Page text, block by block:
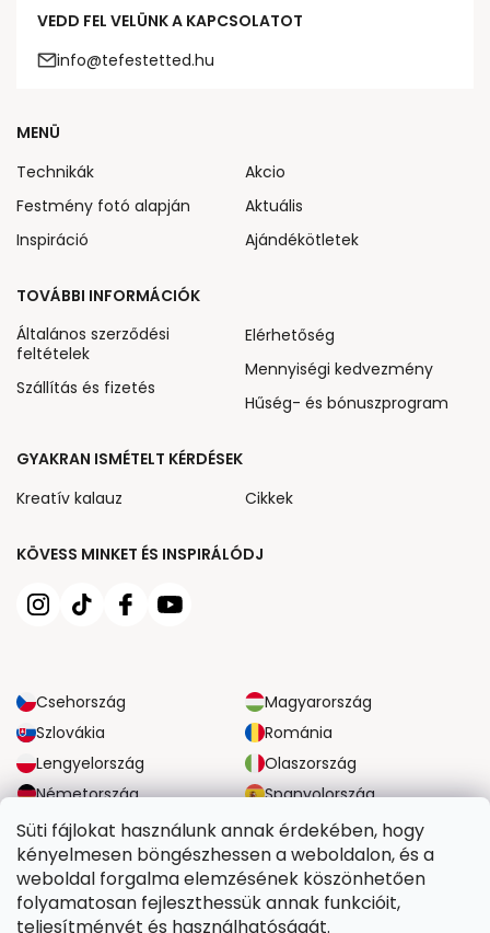
Süti fájlokat használunk annak érdekében, hogy
kényelmesen böngészhessen a weboldalon, és a
weboldal forgalma elemzésének köszönhetően
folyamatosan fejleszthessük annak funkcióit,
teljesítményét és használhatóságát.
VEDD FEL VELÜNK A KAPCSOLATOT
info@tefestetted.hu
KÖVESS MINKET ÉS INSPIRÁLÓDJ
Csehország
Magyarország
Szlovákia
Románia
Lengyelország
Olaszország
Németország
Spanyolország
Nagy-Britannia
Ausztria
MENÜ
Technikák
Festmény fotó alapján
Inspiráció
Akcio
Aktuális
Ajándékötletek
TOVÁBBI INFORMÁCIÓK
Általános szerződési
feltételek
Szállítás és fizetés
Elérhetőség
Mennyiségi kedvezmény
Hűség- és bónuszprogram
GYAKRAN ISMÉTELT KÉRDÉSEK
Kreatív kalauz
Cikkek
MEGBÍZHATÓ SZÁLLÍTÁSI LEHETŐSÉGEK